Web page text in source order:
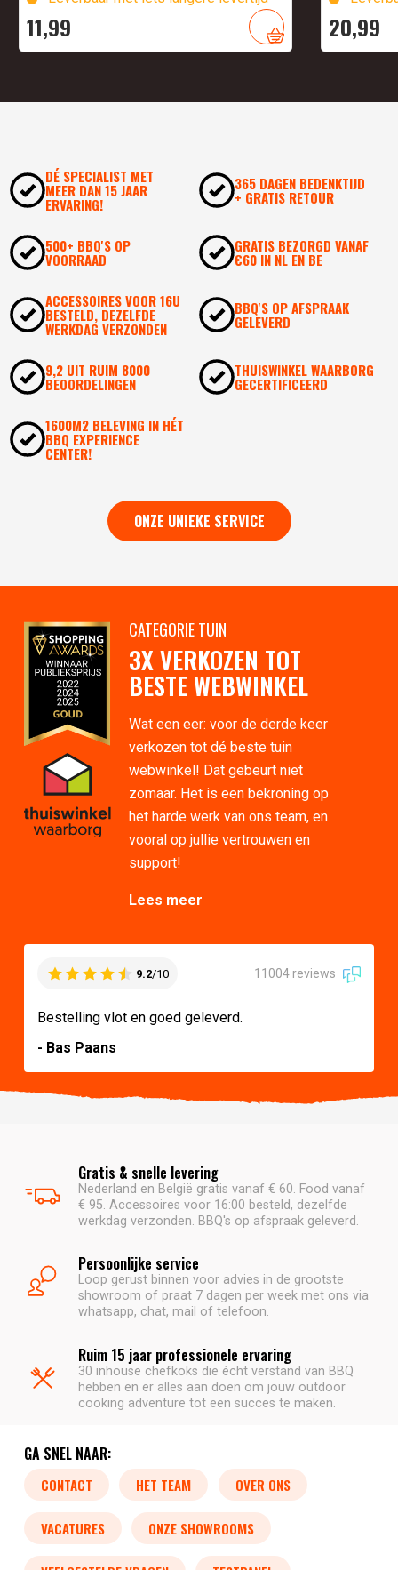
11,99 20,99
DÉ SPECIALIST MET
MEER DAN 15 JAAR
ERVARING!
365 DAGEN BEDENKTIJD
+ GRATIS RETOUR
500+ BBQ'S OP
VOORRAAD
GRATIS BEZORGD VANAF
€60 IN NL EN BE
ACCESSOIRES VOOR 16U
BESTELD, DEZELFDE
WERKDAG VERZONDEN
BBQ'S OP AFSPRAAK
GELEVERD
9,2 UIT RUIM 8000
BEOORDELINGEN
THUISWINKEL WAARBORG
GECERTIFICEERD
1600M2 BELEVING IN HÉT
BBQ EXPERIENCE
CENTER!
ONZE UNIEKE SERVICE
CATEGORIE TUIN
3X VERKOZEN TOT
BESTE WEBWINKEL
Wat een eer: voor de derde keer
verkozen tot dé beste tuin
webwinkel! Dat gebeurt niet
zomaar. Het is een bekroning op
het harde werk van ons team, en
vooral op jullie vertrouwen en
support!
Lees meer
9.2/10 11004 reviews
Bestelling vlot en goed geleverd.
- Bas Paans
Gratis & snelle levering
Nederland en België gratis vanaf € 60. Food vanaf
€ 95. Accessoires voor 16:00 besteld, dezelfde
werkdag verzonden. BBQ's op afspraak geleverd.
Persoonlijke service
Loop gerust binnen voor advies in de grootste
showroom of praat 7 dagen per week met ons via
whatsapp, chat, mail of telefoon.
Ruim 15 jaar professionele ervaring
30 inhouse chefkoks die écht verstand van BBQ
hebben en er alles aan doen om jouw outdoor
cooking adventure tot een succes te maken.
GA SNEL NAAR:
CONTACT HET TEAM OVER ONS
VACATURES ONZE SHOWROOMS